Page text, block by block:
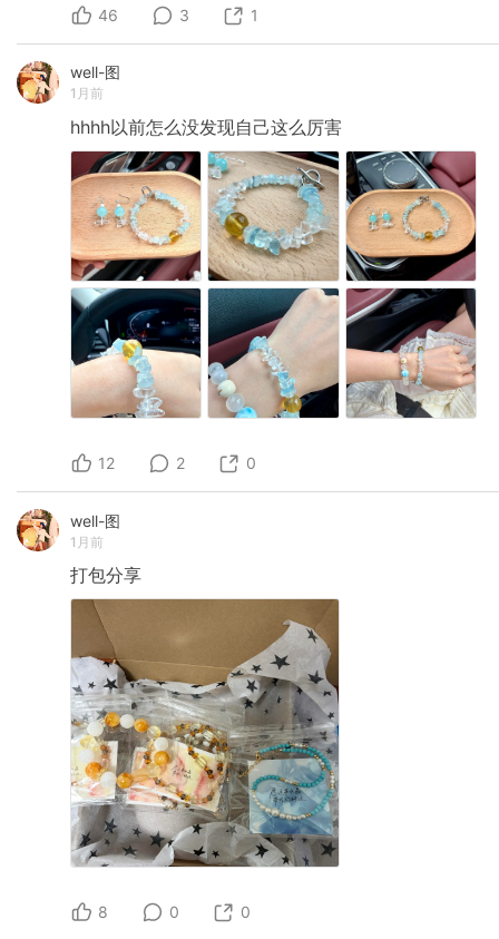
46 3 1
well-图
1月前
hhhh以前怎么没发现自己这么厉害
12 2 0
well-图
1月前
打包分享
8 0 0